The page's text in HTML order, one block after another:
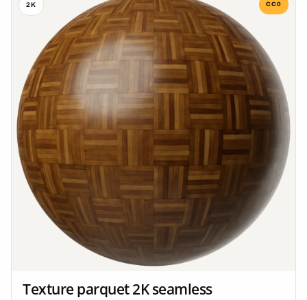
2K CC0
Texture parquet 2K seamless